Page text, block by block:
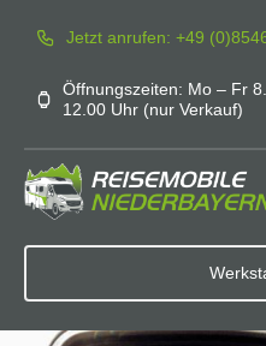
Inhalt
springen
Jetzt anrufen: +49
Öffnungszeiten: Mo – Fr
12.00 Uhr (nur Verkauf)
Werkstatt